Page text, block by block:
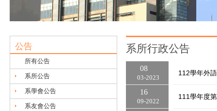
公告
所有公告
系所公告
系學會公告
系友會公告
系所行政公告
03 2023
08
112學年外
09 2022
16
111學年度